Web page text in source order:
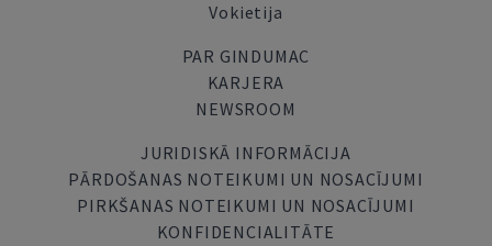
Vokietija
PAR GINDUMAC
KARJERA
NEWSROOM
JURIDISKĀ INFORMĀCIJA
PĀRDOŠANAS NOTEIKUMI UN NOSACĪJUMI
PIRKŠANAS NOTEIKUMI UN NOSACĪJUMI
KONFIDENCIALITĀTE